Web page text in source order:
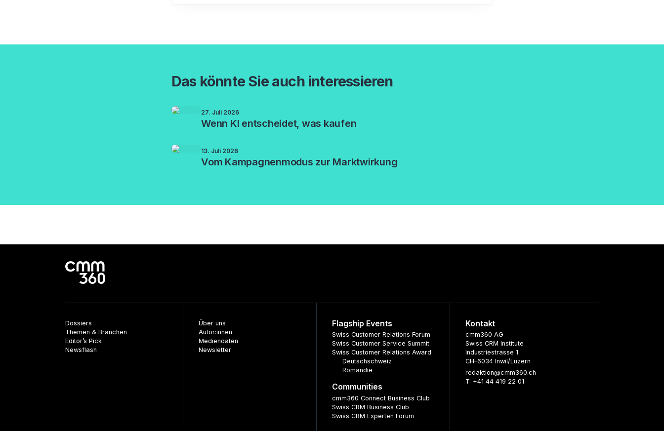
Das könnte Sie auch interessieren
27. Juli 2026
Wenn KI entscheidet, was kaufen
13. Juli 2026
Vom Kampagnenmodus zur Marktwirkung
Dossiers
Themen & Branchen
Editor’s Pick
Newsflash
Über uns
Autor:innen
Mediendaten
Newsletter
Flagship Events
Swiss Customer Relations Forum
Swiss Customer Service Summit
Swiss Customer Relations Award
Deutschschweiz
Romandie
Communities
cmm360 Connect Business Club
Swiss CRM Business Club
Swiss CRM Experten Forum
Kontakt
cmm360 AG
Swiss CRM Institute
Industriestrasse 1
CH–6034 Inwil/Luzern
redaktion@cmm360.ch
T: +41 44 419 22 01